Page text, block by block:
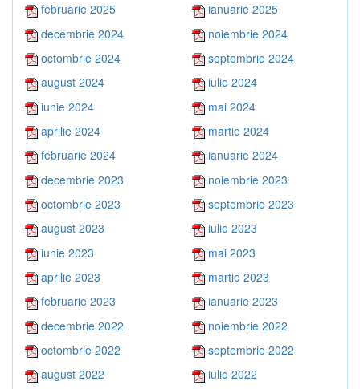
februarie 2025
ianuarie 2025
decembrie 2024
noiembrie 2024
octombrie 2024
septembrie 2024
august 2024
iulie 2024
iunie 2024
mai 2024
aprilie 2024
martie 2024
februarie 2024
ianuarie 2024
decembrie 2023
noiembrie 2023
octombrie 2023
septembrie 2023
august 2023
iulie 2023
iunie 2023
mai 2023
aprilie 2023
martie 2023
februarie 2023
ianuarie 2023
decembrie 2022
noiembrie 2022
octombrie 2022
septembrie 2022
august 2022
iulie 2022